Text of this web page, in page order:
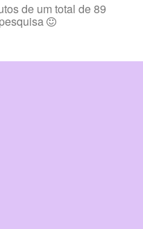
de um total de 89